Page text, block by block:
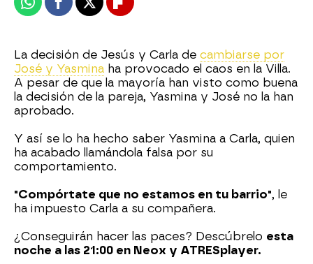
WhatsappFacebook
X Flipboard
La decisión de Jesús y Carla de cambiarse por
José y Yasmina ha provocado el caos en la Villa.
A pesar de que la mayoría han visto como buena
la decisión de la pareja, Yasmina y José no la han
aprobado.
Y así se lo ha hecho saber Yasmina a Carla, quien
ha acabado llamándola falsa por su
comportamiento.
"Compórtate que no estamos en tu barrio", le
ha impuesto Carla a su compañera.
¿Conseguirán hacer las paces? Descúbrelo esta
noche a las 21:00 en Neox y ATRESplayer.